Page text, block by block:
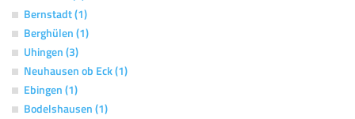
Bernstadt (1)
Berghülen (1)
Uhingen (3)
Neuhausen ob Eck (1)
Ebingen (1)
Bodelshausen (1)